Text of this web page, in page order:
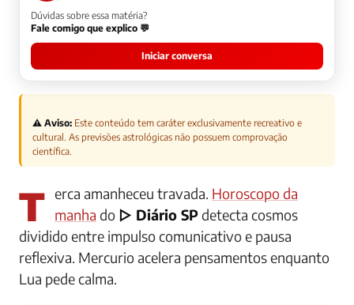
Dúvidas sobre essa matéria?
Fale comigo que explico 💬
Iniciar conversa
⚠️ Aviso: Este conteúdo tem caráter exclusivamente recreativo e
cultural. As previsões astrológicas não possuem comprovação
científica.
Terca amanheceu travada. Horoscopo da
manha do ▷ Diário SPdetecta cosmos
dividido entre impulso comunicativo e pausa
reflexiva. Mercurio acelera pensamentos enquanto
Lua pede calma.